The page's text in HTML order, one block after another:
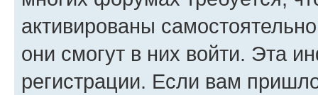
активированы
они смогут в них войти. Эта
регистрации. Если вам